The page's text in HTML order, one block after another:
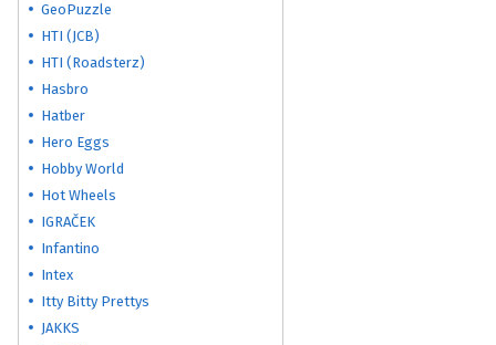
GeoPuzzle
HTI (JCB)
HTI (Roadsterz)
Hasbro
Hatber
Hero Eggs
Hobby World
Hot Wheels
IGRAČEK
Infantino
Intex
Itty Bitty Prettys
JAKKS